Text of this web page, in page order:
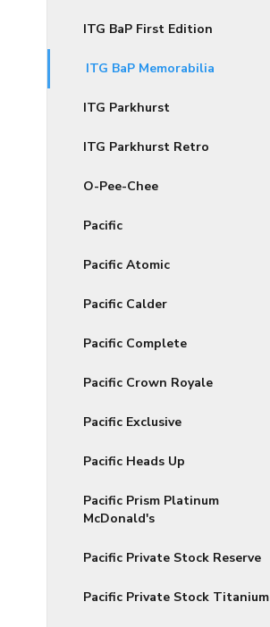
ITG BaP First Edition
ITG BaP Memorabilia
ITG Parkhurst
ITG Parkhurst Retro
O-Pee-Chee
Pacific
Pacific Atomic
Pacific Calder
Pacific Complete
Pacific Crown Royale
Pacific Exclusive
Pacific Heads Up
Pacific Prism Platinum
McDonald's
Pacific Private Stock Reserve
Pacific Private Stock Titanium